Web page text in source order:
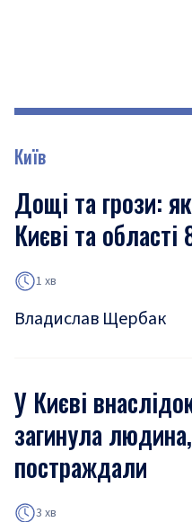
Київ
Дощі та грози:
Києві та області
1 хв
Владислав Щербак
У Києві
загинула
постраждали
3 хв